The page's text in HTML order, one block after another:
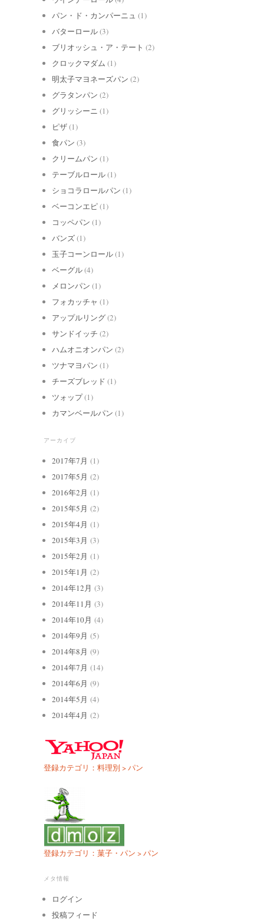
パン・ド・カンパーニュ (1)
バターロール(3)
ブリオッシュ・ア・テート (2)
クロックマダム (1)
明太子マヨネーズパン (2)
グラタンパン (2)
グリッシーニ (1)
ピザ(1)
食パン (3)
クリームパン (1)
テーブルロール(1)
ショコラロールパン (1)
ベーコンエピ(1)
コッペパン (1)
バンズ(1)
玉子コーンロール(1)
ベーグル(4)
メロンパン (1)
フォカッチャ (1)
アップルリング(2)
サンドイッチ (2)
ハムオニオンパン (2)
ツナマヨパン (1)
チーズブレッド (1)
ツォップ(1)
カマンベールパン (1)
アーカイブ
2017年7月 (1)
2017年5月 (2)
2016年2月 (1)
2015年5月 (2)
2015年4月 (1)
2015年3月 (3)
2015年2月 (1)
2015年1月 (2)
2014年12月 (3)
2014年11月 (3)
2014年10月 (4)
2014年9月 (5)
2014年8月 (9)
2014年7月 (14)
2014年6月 (9)
2014年5月 (4)
2014年4月 (2)
登録カテゴリ：料理別 > パン
登録カテゴリ：菓子・パン > パン
メタ情報
ログイン
投稿フィード